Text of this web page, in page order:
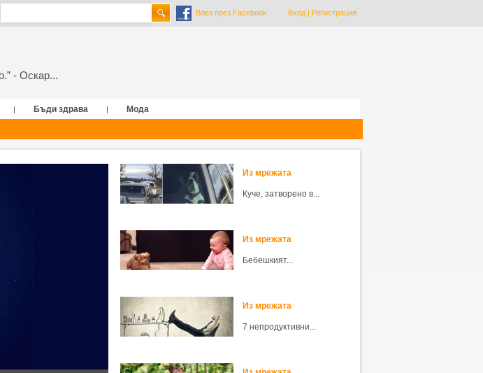
Влез през Facebook Вход| Регистрация
- Оскар...
| Бъди здрава |
Мода
Из мрежата
Куче, затворено в...
Из мрежата
Бебешкият...
Из мрежата
7 непродуктивни...